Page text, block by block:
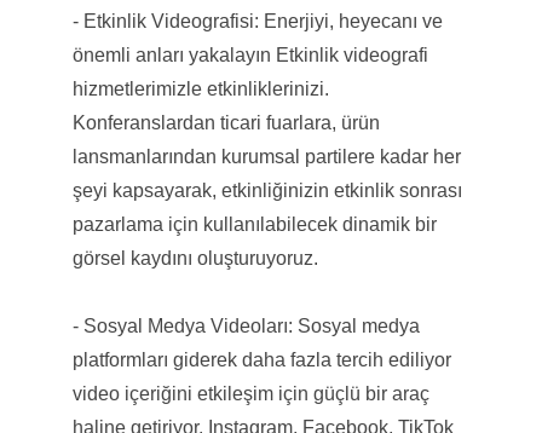
- Etkinlik Videografisi: Enerjiyi, heyecanı ve
önemli anları yakalayın Etkinlik videografi
hizmetlerimizle etkinliklerinizi.
Konferanslardan ticari fuarlara, ürün
lansmanlarından kurumsal partilere kadar her
şeyi kapsayarak, etkinliğinizin etkinlik sonrası
pazarlama için kullanılabilecek dinamik bir
görsel kaydını oluşturuyoruz.
- Sosyal Medya Videoları: Sosyal medya
platformları giderek daha fazla tercih ediliyor
video içeriğini etkileşim için güçlü bir araç
haline getiriyor. Instagram, Facebook, TikTok